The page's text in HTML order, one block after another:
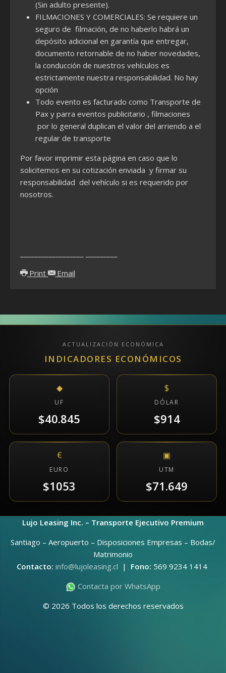
(Sin adulto presente).
FILMACIONES Y COMERCIALES: Se requiere un
seguro de filmación, de no haberlo habrá un
depósito adicional en garantía que entregar,
documento retornable de no haber novedades,
la conducción de nuestros vehículos es
estrictamente nuestra responsabilidad. No hay
opción
Todo evento es facturado como Transporte de
Pax y parra eventos publicitario , filmaciones
por lo general duplican el valor del arriendo a el
regular de transporte
Por favor imprimir esta página en caso que lo
solicitemos en su cotización enviada y firmar su
responsabilidad del vehículo si es requerido por
nosotros.
Print
Email
ACTUALIZACIÓN ECONÓMICA
INDICADORES ECONÓMICOS
◆
UF
$40.845
$
DÓLAR
$914
€
EURO
$1053
▣
UTM
$71.649
Lujo Leasing Inc. – Transporte Ejecutivo Premium
Santiago – Aeropuerto – Disposiciones Empresas – Bodas/
Matrimonio
Contacto: info@lujoleasing.cl|Fono:569 9234 1414
Contacta por WhatsApp
© 2026 Todos los derechos reservados